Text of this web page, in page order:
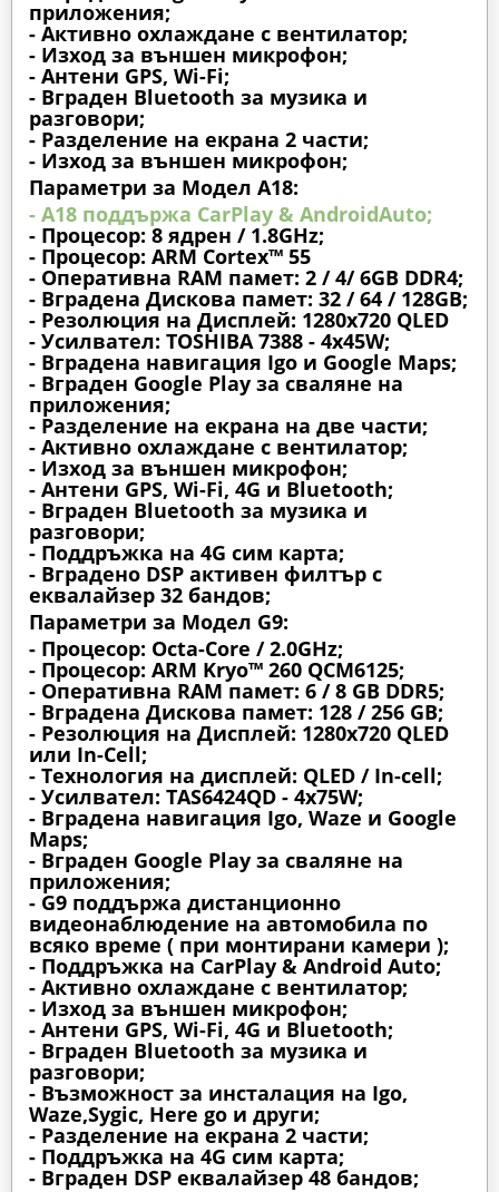
приложения;
- Активно охлаждане с вентилатор;
- Изход за външен микрофон;
- Антени GPS, Wi-Fi;
- Вграден Bluetooth за музика и
разговори;
- Разделение на екрана 2 части;
- Изход за външен микрофон;
Параметри за Модел A18:
- A18 поддържа CarPlay & AndroidAuto;
- Процесор: 8 ядрен / 1.8GHz;
- Процесор: ARM Cortex™ 55
- Оперативна RAM памет: 2 / 4/ 6GB DDR4;
- Вградена Дискова памет: 32 / 64 / 128GB;
- Резолюция на Дисплей: 1280х720 QLED
- Усилвател: TOSHIBA 7388 - 4x45W;
- Вградена навигация Igo и Google Maps;
- Вграден Google Play за сваляне на
приложения;
- Разделение на екрана на две части;
- Активно охлаждане с вентилатор;
- Изход за външен микрофон;
- Антени GPS, Wi-Fi, 4G и Bluetooth;
- Вграден Bluetooth за музика и
разговори;
- Поддръжка на 4G сим карта;
- Вградено DSP активен филтър с
еквалайзер 32 бандов;
Параметри за Модел G9:
- Процесор: Octa-Core / 2.0GHz;
- Процесор: ARM Kryo™ 260 QCM6125;
- Оперативна RAM памет: 6 / 8 GB DDR5;
- Вградена Дискова памет: 128 / 256 GB;
- Резолюция на Дисплей: 1280х720 QLED
или In-Cell;
- Технология на дисплей: QLED / In-cell;
- Усилвател: TAS6424QD - 4x75W;
- Вградена навигация Igo, Waze и Google
Maps;
- Вграден Google Play за сваляне на
приложения;
- G9 поддържа дистанционно
видеонаблюдение на автомобила по
всяко време ( при монтирани камери );
- Поддръжка на CarPlay & Android Auto;
- Активно охлаждане с вентилатор;
- Изход за външен микрофон;
- Антени GPS, Wi-Fi, 4G и Bluetooth;
- Вграден Bluetooth за музика и
разговори;
- Възможност за инсталация на Igo,
Waze,Sygic, Here go и други;
- Разделение на екрана 2 части;
- Поддръжка на 4G сим карта;
- Вграден DSP еквалайзер 48 бандов;